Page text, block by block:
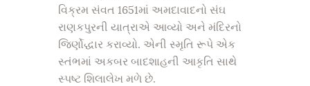
વિક્રમ સંવત 1651માં અમદાવાદનો સંઘ
રાણકપુરની યાત્રાએ આવ્યો અને મંદિરનો
જિર્ણોદ્ધાર કરાવ્યો. એની સ્મૃતિ રૂપે એક
સ્તંભમાં અકબર બાદશાહની આકૃતિ સાથે
સ્પષ્ટ શિલાલેખ મળે છે.